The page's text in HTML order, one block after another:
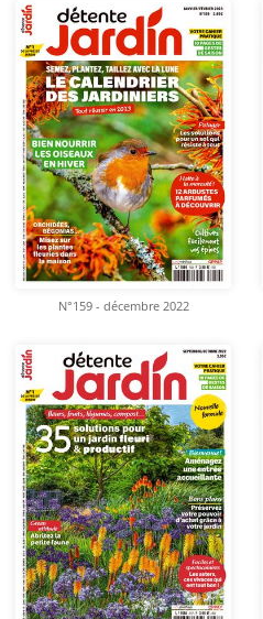
N°159 - décembre 2022